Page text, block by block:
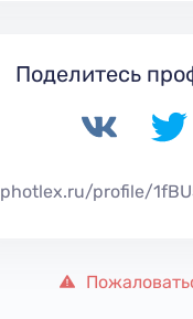
Поделитесь
photlex.ru/profile/